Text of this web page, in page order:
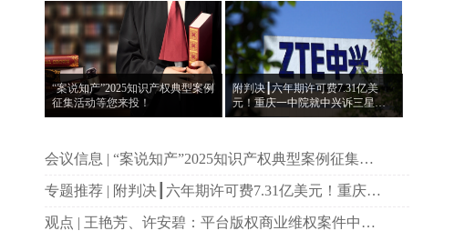
“案说知产”2025知识产权典型案例
征集活动等您来投！
附判决┃六年期许可费7.31亿美
元！重庆一中院就中兴诉三星案
作出一审判决
会议信息 | “案说知产”2025知识产权典型案例征集活
动等您来投！
专题推荐 | 附判决┃六年期许可费7.31亿美元！重庆一
中院就中兴诉三星案作出一审判决
观点 | 王艳芳、许安碧：平台版权商业维权案件中原